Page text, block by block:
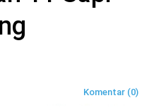
Komentar (0)